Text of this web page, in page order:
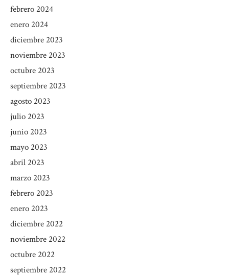
febrero 2024
enero 2024
diciembre 2023
noviembre 2023
octubre 2023
septiembre 2023
agosto 2023
julio 2023
junio 2023
mayo 2023
abril 2023
marzo 2023
febrero 2023
enero 2023
diciembre 2022
noviembre 2022
octubre 2022
septiembre 2022